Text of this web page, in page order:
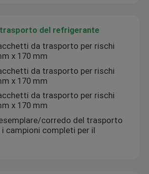
del refrigerante
da trasporto per rischi
x 170 mm
da trasporto per rischi
x 170 mm
da trasporto per rischi
x 170 mm
corredo del trasporto
campioni completi per il